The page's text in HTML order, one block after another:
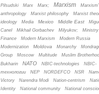
Pilsudski
Marx Marx; Marxism Marxism”
anthropology
Marxist philosophy
Marxist
ideology
Media Mexico Middle East
Canel
Mikhail Gorbachev Milyukov;
Finance
Modern Marxism
Modern Russia
Modernization
Moldova Monarchy
Group
Moscow Multitude Muslim
Bukharin
NATO NBIC-technologies
NBIC-
технологии
NEP NORDEFCO NSR
Victory
Narendra Modi Nation-centrism
Identity
National community
National